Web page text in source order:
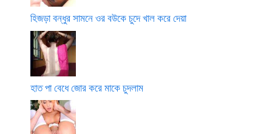
হিজড়া বন্ধুর সামনে ওর বউকে চুদে খাল করে দেয়া
হাত পা বেধে জোর করে মাকে চুদলাম